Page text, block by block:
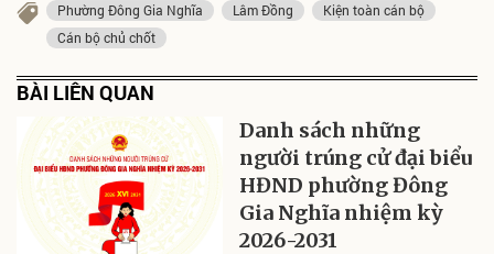
Phường Đông Gia Nghĩa Lâm Đồng
Kiện toàn cán bộ
Cán bộ chủ chốt
BÀI LIÊN QUAN
Danh sách những
người trúng cử đại biểu
HĐND phường Đông
Gia Nghĩa nhiệm kỳ
2026-2031